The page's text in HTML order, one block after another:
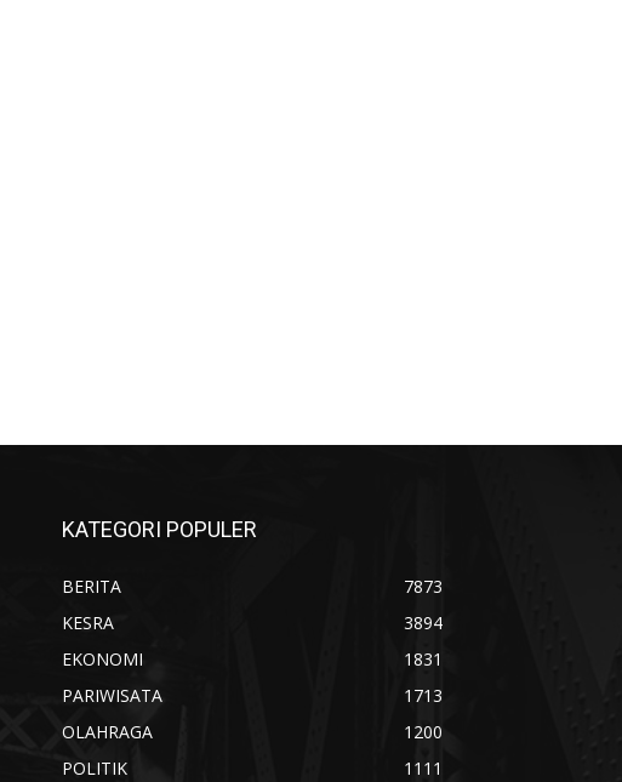
KATEGORI POPULER
BERITA
7873
KESRA
3894
EKONOMI
1831
PARIWISATA
1713
OLAHRAGA
1200
POLITIK
1111